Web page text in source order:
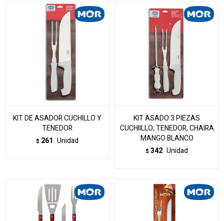
KIT DE ASADOR CUCHILLO Y
TENEDOR
$ 261 Unidad
KIT ASADO 3 PIEZAS
CUCHIILLO, TENEDOR, CHAIRA
MANGO BLANCO
$ 342 Unidad